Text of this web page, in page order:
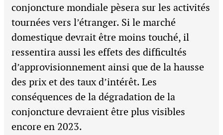
conjoncture mondiale pèsera sur les activités
tournées vers l’étranger. Si le marché
domestique devrait être moins touché, il
ressentira aussi les effets des difficultés
d’approvisionnement ainsi que de la hausse
des prix et des taux d’intérêt. Les
conséquences de la dégradation de la
conjoncture devraient être plus visibles
encore en 2023.